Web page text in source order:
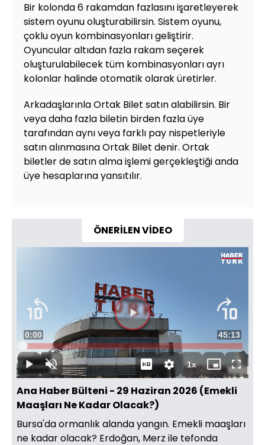
Bir kolonda 6 rakamdan fazlasını işaretleyerek
sistem oyunu oluşturabilirsin. Sistem oyunu,
çoklu oyun kombinasyonları geliştirir.
Oyuncular altıdan fazla rakam seçerek
oluşturulabilecek tüm kombinasyonları ayrı
kolonlar halinde otomatik olarak üretirler.
Arkadaşlarınla Ortak Bilet satın alabilirsin. Bir
veya daha fazla biletin birden fazla üye
tarafından aynı veya farklı pay nispetleriyle
satın alınmasına Ortak Bilet denir. Ortak
biletler de satın alma işlemi gerçekleştiği anda
üye hesaplarına yansıtılır.
ÖNERİLEN VİDEO
DuraklatSesi
Aç
Süre
0:00 Toplam
Süre
45:13
Yüklendi:
0.37%
1xOynatma
Hızı
Mini
oynatıcı
Tam
Ekran
Ana Haber Bülteni - 29 Haziran 2026 (Emekli
Maaşları Ne Kadar Olacak?)
Bursa'da ormanlık alanda yangın. Emekli maaşları
ne kadar olacak? Erdoğan, Merz ile tefonda